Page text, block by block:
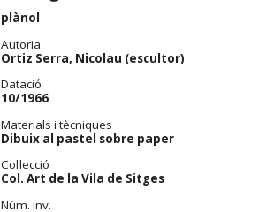
plànol
Autoria
Ortiz Serra, Nicolau (escultor)
Datació
10/1966
Materials i tècniques
Dibuix al pastel sobre paper
Col·lecció
Col. Art de la Vila de Sitges
Núm. inv.